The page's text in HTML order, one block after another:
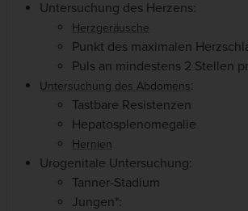
Untersuchung des Herzens:
Herzgeräusche
Punkt des maximalen
Puls an mindestens 2 Stellen
Untersuchung des Abdomens:
Tastbare Resistenzen
Hepatosplenomegalie
Hernien
Urogenitale Untersuchung:
Tanner-Stadium
Jungen*: